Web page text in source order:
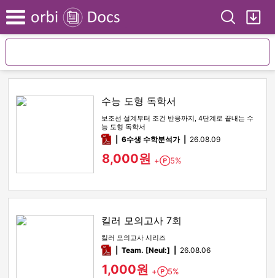
Menu Search
수능 도형 독학서
보조선 설계부터 조건 반응까지, 4단계로 끝내는 수
능 도형 독학서
pdf6수생 수학분석가 26.08.09
8,000원 + Point
5%
킬러 모의고사 7회
킬러 모의고사 시리즈
pdfTeam. [Neul:] 26.08.06
1,000원 + Point
5%